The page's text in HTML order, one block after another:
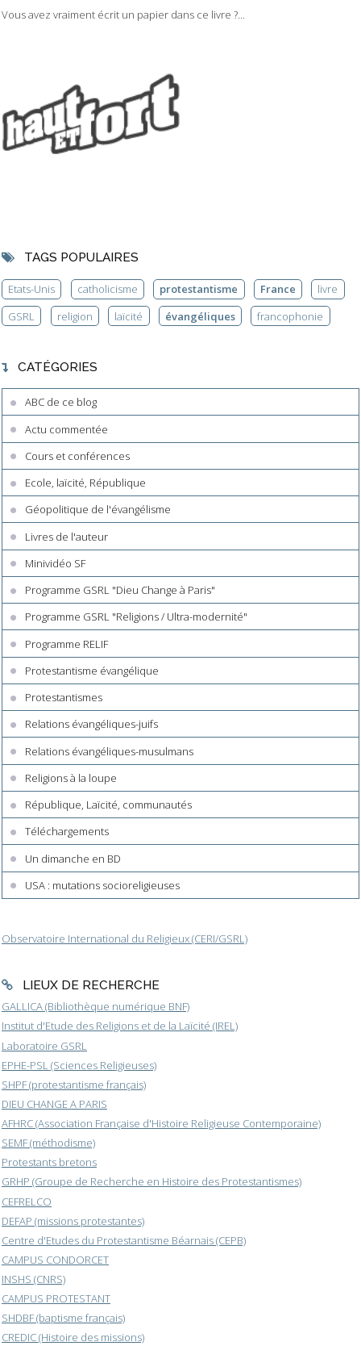
Vous avez vraiment écrit un papier dans ce livre ?...
TAGS POPULAIRES
Etats-Unis catholicisme protestantisme France
livre
GSRL
religion laïcité évangéliques francophonie
CATÉGORIES
ABC de ce blog
Actu commentée
Cours et conférences
Ecole, laïcité, République
Géopolitique de l'évangélisme
Livres de l'auteur
Minividéo SF
Programme GSRL "Dieu Change à Paris"
Programme GSRL "Religions / Ultra-modernité"
Programme RELIF
Protestantisme évangélique
Protestantismes
Relations évangéliques-juifs
Relations évangéliques-musulmans
Religions à la loupe
République, Laïcité, communautés
Téléchargements
Un dimanche en BD
USA : mutations socioreligieuses
Observatoire International du Religieux (CERI/GSRL)
LIEUX DE RECHERCHE
GALLICA (Bibliothèque numérique BNF)
Institut d'Etude des Religions et de la Laïcité (IREL)
Laboratoire GSRL
EPHE-PSL (Sciences Religieuses)
SHPF (protestantisme français)
DIEU CHANGE A PARIS
AFHRC (Association Française d'Histoire Religieuse Contemporaine)
SEMF (méthodisme)
Protestants bretons
GRHP (Groupe de Recherche en Histoire des Protestantismes)
CEFRELCO
DEFAP (missions protestantes)
Centre d'Etudes du Protestantisme Béarnais (CEPB)
CAMPUS CONDORCET
INSHS (CNRS)
CAMPUS PROTESTANT
SHDBF (baptisme français)
CREDIC (Histoire des missions)